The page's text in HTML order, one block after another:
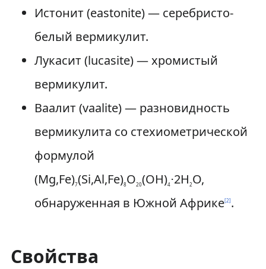
Истонит (eastonite) — серебристо-
белый вермикулит.
Лукасит (lucasite) — хромистый
вермикулит.
Ваалит (vaalite) — разновидность
вермикулита со стехиометрической
формулой
(Mg,Fe)7(Si,Al,Fe)8O20(OH)4⋅2H2O,
обнаруженная в Южной Африке[2].
Свойства